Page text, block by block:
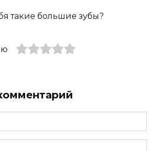
такие большие зубы?